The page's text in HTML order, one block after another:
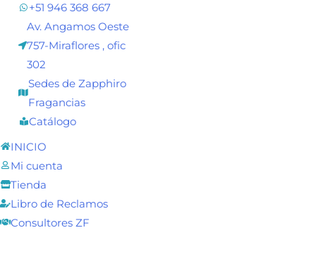
+51 946 368 667
Av. Angamos Oeste
757-Miraflores , ofic
302
Sedes de Zapphiro
Fragancias
Catálogo
INICIO
Mi cuenta
Tienda
Libro de Reclamos
Consultores ZF